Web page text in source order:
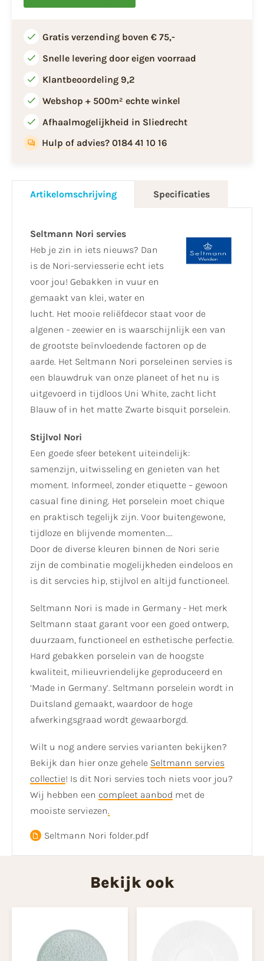
Gratis verzending boven € 75,-
Snelle levering door eigen voorraad
Klantbeoordeling 9,2
Webshop + 500m² echte winkel
Afhaalmogelijkheid in Sliedrecht
Hulp of advies? 0184 41 10 16
Artikelomschrijving Specificaties
Seltmann Nori servies
Heb je zin in iets nieuws? Dan
is de Nori-serviesserie echt iets
voor jou! Gebakken in vuur en
gemaakt van klei, water en
lucht. Het mooie reliëfdecor staat voor de
algenen - zeewier en is waarschijnlijk een van
de grootste beïnvloedende factoren op de
aarde. Het Seltmann Nori porseleinen servies is
een blauwdruk van onze planeet of het nu is
uitgevoerd in tijdloos Uni White, zacht licht
Blauw of in het matte Zwarte bisquit porselein.
Stijlvol Nori
Een goede sfeer betekent uiteindelijk:
samenzijn, uitwisseling en genieten van het
moment. Informeel, zonder etiquette – gewoon
casual fine dining. Het porselein moet chique
en praktisch tegelijk zijn. Voor buitengewone,
tijdloze en blijvende momenten....
Door de diverse kleuren binnen de Nori serie
zijn de combinatie mogelijkheden eindeloos en
is dit servcies hip, stijlvol en altijd functioneel.
Seltmann Nori is made in Germany - Het merk
Seltmann staat garant voor een goed ontwerp,
duurzaam, functioneel en esthetische perfectie.
Hard gebakken porselein van de hoogste
kwaliteit, milieuvriendelijke geproduceerd en
‘Made in Germany’. Seltmann porselein wordt in
Duitsland gemaakt, waardoor de hoge
afwerkingsgraad wordt gewaarborgd.
Wilt u nog andere servies varianten bekijken?
Bekijk dan hier onze gehele Seltmann servies
collectie! Is dit Nori servies toch niets voor jou?
Wij hebben een compleet aanbod met de
mooiste serviezen.
Seltmann Nori folder.pdf
Bekijk ook